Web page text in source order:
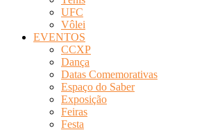
UFC
Vôlei
EVENTOS
CCXP
Dança
Datas Comemorativas
Espaço do Saber
Exposição
Feiras
Festa